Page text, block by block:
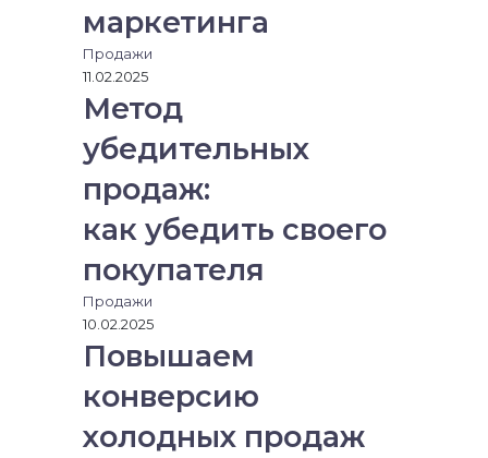
маркетинга
Продажи
11.02.2025
Метод
убедительных
продаж:
как убедить своего
покупателя
Продажи
10.02.2025
Повышаем
конверсию
холодных продаж